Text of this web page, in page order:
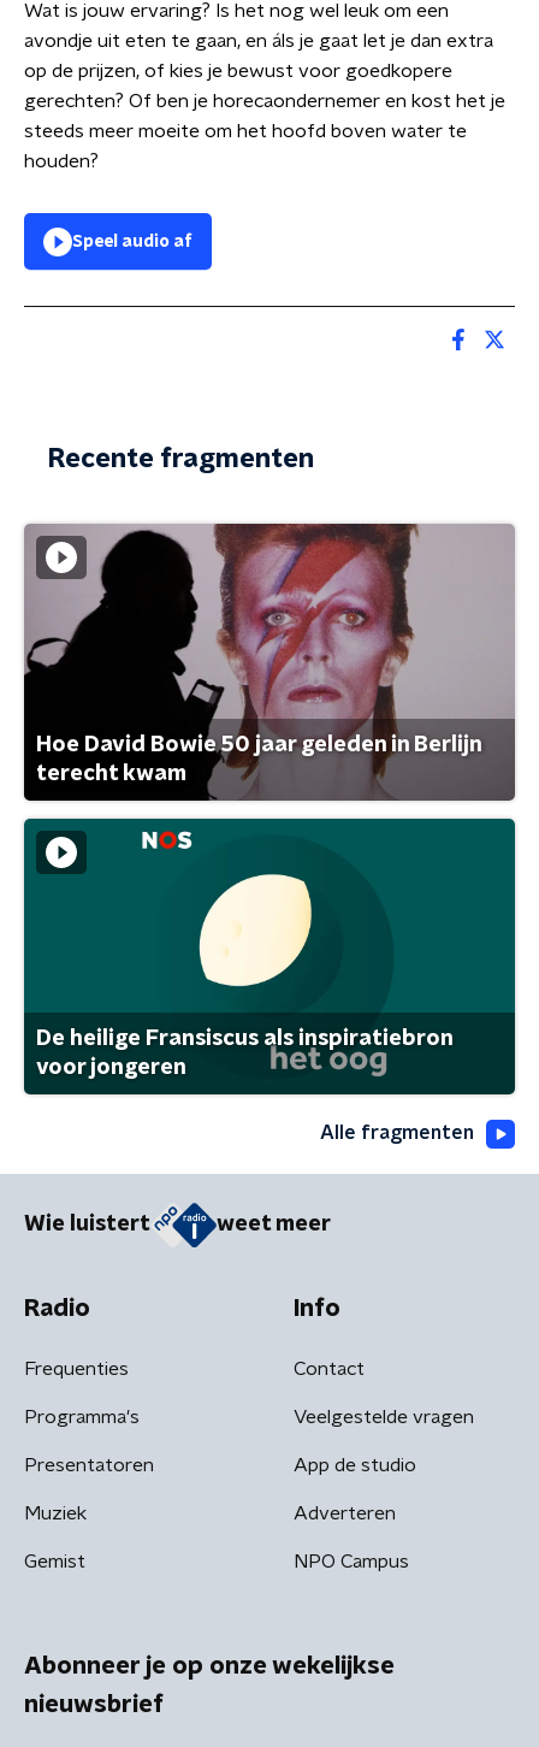
Wat is jouw ervaring? Is het nog wel leuk om een
avondje uit eten te gaan, en áls je gaat let je dan extra
op de prijzen, of kies je bewust voor goedkopere
gerechten? Of ben je horecaondernemer en kost het je
steeds meer moeite om het hoofd boven water te
houden?
Speel audio af
Recente fragmenten
Hoe David Bowie 50 jaar geleden in Berlijn
terecht kwam
De heilige Fransiscus als inspiratiebron
voor jongeren
Alle fragmenten
Wie luistert weet meer
Radio
Frequenties
Programma's
Presentatoren
Muziek
Gemist
Info
Contact
Veelgestelde vragen
App de studio
Adverteren
NPO Campus
Abonneer je op onze wekelijkse
nieuwsbrief